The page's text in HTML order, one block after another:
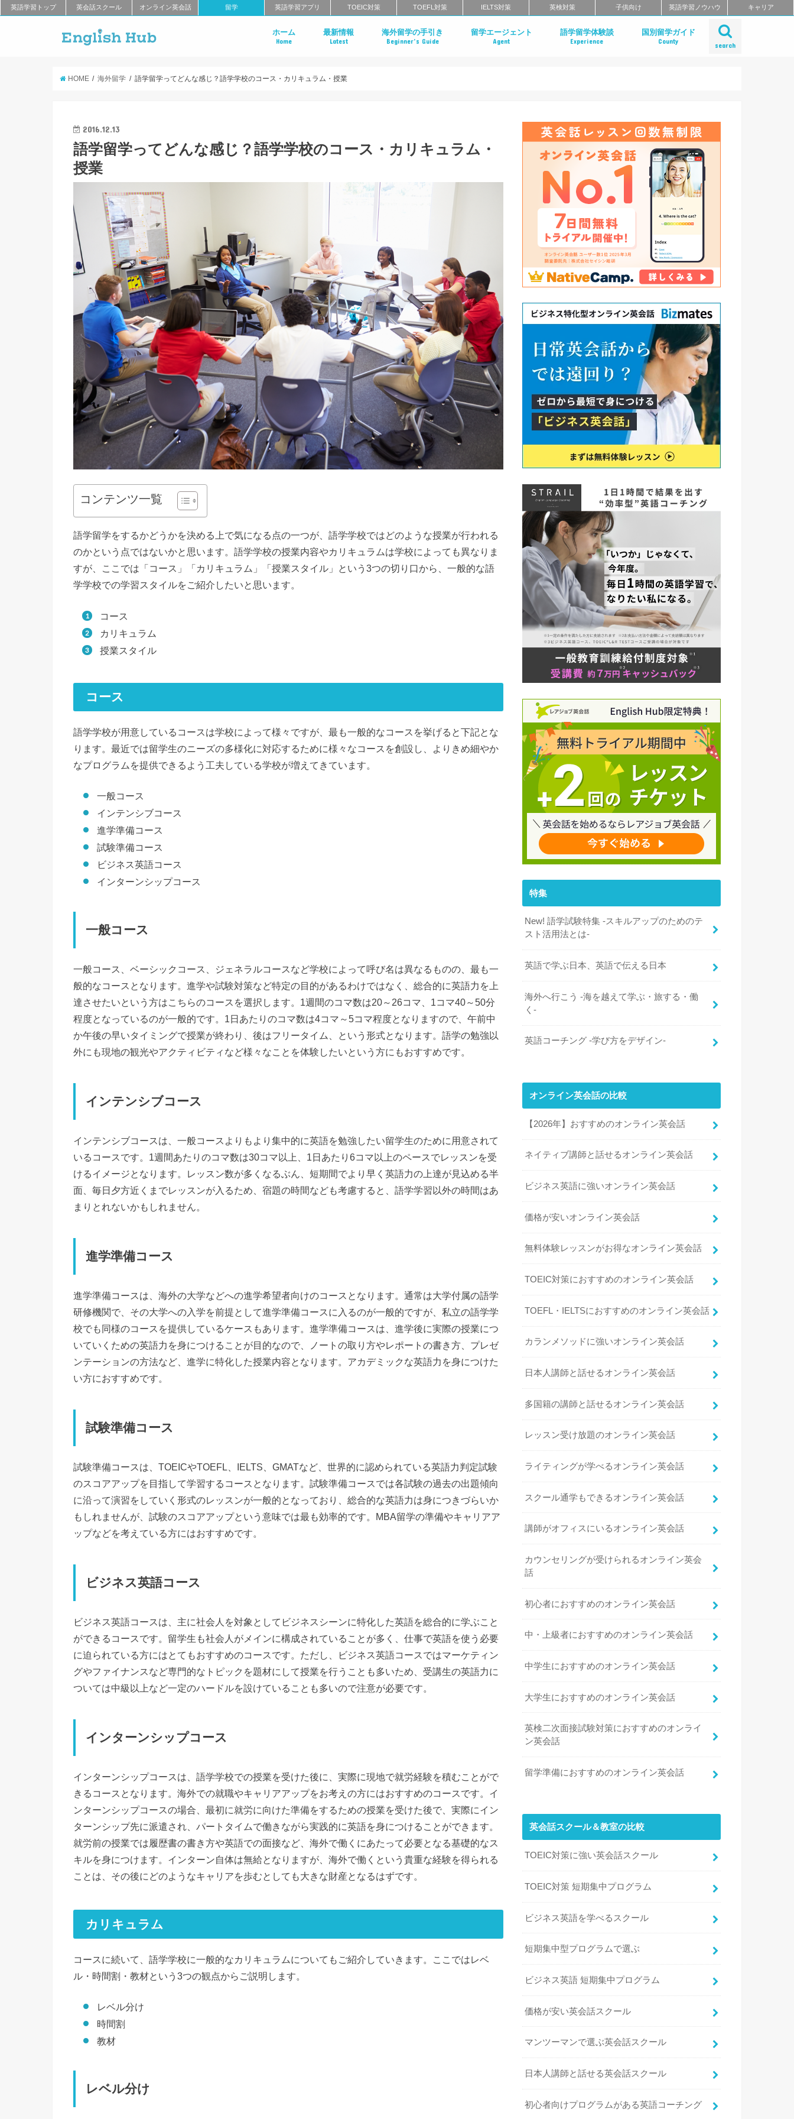
英語学習トップ 英会話スクール オンライン英会話 留学 英語学習アプリ TOEIC対策 TOEFL対策 IELTS対策 英検対策 子供向け 英語学習ノウハウ キャリア
search
ホーム
Home
最新情報
Latest
海外留学の手引き
Beginner’s Guide
留学エージェント
Agent
語学留学体験談
Experience
国別留学ガイド
County
HOME 海外留学 語学留学ってどんな感じ？語学学校のコース・カリキュラム・授業
2016.12.13
語学留学ってどんな感じ？語学学校のコース・カリキュラム・
授業
コンテンツ一覧
語学留学をするかどうかを決める上で気になる点の一つが、語学学校ではどのような授業が行われる
のかという点ではないかと思います。語学学校の授業内容やカリキュラムは学校によっても異なりま
すが、ここでは「コース」「カリキュラム」「授業スタイル」という3つの切り口から、一般的な語
学学校での学習スタイルをご紹介したいと思います。
コース
カリキュラム
授業スタイル
コース
語学学校が用意しているコースは学校によって様々ですが、最も一般的なコースを挙げると下記とな
ります。最近では留学生のニーズの多様化に対応するために様々なコースを創設し、よりきめ細やか
なプログラムを提供できるよう工夫している学校が増えてきています。
一般コース
インテンシブコース
進学準備コース
試験準備コース
ビジネス英語コース
インターンシップコース
一般コース
一般コース、ベーシックコース、ジェネラルコースなど学校によって呼び名は異なるものの、最も一
般的なコースとなります。進学や試験対策など特定の目的があるわけではなく、総合的に英語力を上
達させたいという方はこちらのコースを選択します。1週間のコマ数は20～26コマ、1コマ40～50分
程度となっているのが一般的です。1日あたりのコマ数は4コマ～5コマ程度となりますので、午前中
か午後の早いタイミングで授業が終わり、後はフリータイム、という形式となります。語学の勉強以
外にも現地の観光やアクティビティなど様々なことを体験したいという方にもおすすめです。
インテンシブコース
インテンシブコースは、一般コースよりもより集中的に英語を勉強したい留学生のために用意されて
いるコースです。1週間あたりのコマ数は30コマ以上、1日あたり6コマ以上のペースでレッスンを受
けるイメージとなります。レッスン数が多くなるぶん、短期間でより早く英語力の上達が見込める半
面、毎日夕方近くまでレッスンが入るため、宿題の時間なども考慮すると、語学学習以外の時間はあ
まりとれないかもしれません。
進学準備コース
進学準備コースは、海外の大学などへの進学希望者向けのコースとなります。通常は大学付属の語学
研修機関で、その大学への入学を前提として進学準備コースに入るのが一般的ですが、私立の語学学
校でも同様のコースを提供しているケースもあります。進学準備コースは、進学後に実際の授業につ
いていくための英語力を身につけることが目的なので、ノートの取り方やレポートの書き方、プレゼ
ンテーションの方法など、進学に特化した授業内容となります。アカデミックな英語力を身につけた
い方におすすめです。
試験準備コース
試験準備コースは、TOEICやTOEFL、IELTS、GMATなど、世界的に認められている英語力判定試験
のスコアアップを目指して学習するコースとなります。試験準備コースでは各試験の過去の出題傾向
に沿って演習をしていく形式のレッスンが一般的となっており、総合的な英語力は身につきづらいか
もしれませんが、試験のスコアアップという意味では最も効率的です。MBA留学の準備やキャリアア
ップなどを考えている方にはおすすめです。
ビジネス英語コース
ビジネス英語コースは、主に社会人を対象としてビジネスシーンに特化した英語を総合的に学ぶこと
ができるコースです。留学生も社会人がメインに構成されていることが多く、仕事で英語を使う必要
に迫られている方にはとてもおすすめのコースです。ただし、ビジネス英語コースではマーケティン
グやファイナンスなど専門的なトピックを題材にして授業を行うことも多いため、受講生の英語力に
ついては中級以上など一定のハードルを設けていることも多いので注意が必要です。
インターンシップコース
インターンシップコースは、語学学校での授業を受けた後に、実際に現地で就労経験を積むことがで
きるコースとなります。海外での就職やキャリアアップをお考えの方にはおすすめのコースです。イ
ンターンシップコースの場合、最初に就労に向けた準備をするための授業を受けた後で、実際にイン
ターンシップ先に派遣され、パートタイムで働きながら実践的に英語を身につけることができます。
就労前の授業では履歴書の書き方や英語での面接など、海外で働くにあたって必要となる基礎的なス
キルを身につけます。インターン自体は無給となりますが、海外で働くという貴重な経験を得られる
ことは、その後にどのようなキャリアを歩むとしても大きな財産となるはずです。
カリキュラム
コースに続いて、語学学校に一般的なカリキュラムについてもご紹介していきます。ここではレベ
ル・時間割・教材という3つの観点からご説明します。
レベル分け
時間割
教材
レベル分け
特集
New! 語学試験特集 -スキルアップのためのテ
スト活用法とは-
英語で学ぶ日本、英語で伝える日本
海外へ行こう -海を越えて学ぶ・旅する・働
く-
英語コーチング -学び方をデザイン-
オンライン英会話の比較
【2026年】おすすめのオンライン英会話
ネイティブ講師と話せるオンライン英会話
ビジネス英語に強いオンライン英会話
価格が安いオンライン英会話
無料体験レッスンがお得なオンライン英会話
TOEIC対策におすすめのオンライン英会話
TOEFL・IELTSにおすすめのオンライン英会話
カランメソッドに強いオンライン英会話
日本人講師と話せるオンライン英会話
多国籍の講師と話せるオンライン英会話
レッスン受け放題のオンライン英会話
ライティングが学べるオンライン英会話
スクール通学もできるオンライン英会話
講師がオフィスにいるオンライン英会話
カウンセリングが受けられるオンライン英会
話
初心者におすすめのオンライン英会話
中・上級者におすすめのオンライン英会話
中学生におすすめのオンライン英会話
大学生におすすめのオンライン英会話
英検二次面接試験対策におすすめのオンライ
ン英会話
留学準備におすすめのオンライン英会話
英会話スクール＆教室の比較
TOEIC対策に強い英会話スクール
TOEIC対策 短期集中プログラム
ビジネス英語を学べるスクール
短期集中型プログラムで選ぶ
ビジネス英語 短期集中プログラム
価格が安い英会話スクール
マンツーマンで選ぶ英会話スクール
日本人講師と話せる英会話スクール
初心者向けプログラムがある英語コーチング